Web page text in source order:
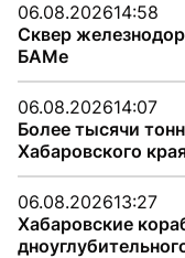
06.08.202614:58
Сквер
БАМе
06.08.202614:07
Более тысячи
Хабаровского
06.08.202613:27
Хабаровские